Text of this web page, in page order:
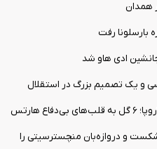
همدان
بارسلونا رفت
ادی هاو شد
و یک تصمیم بزرگ در استقلال
هارتس
و دروازه‌بان منچسترسیتی را